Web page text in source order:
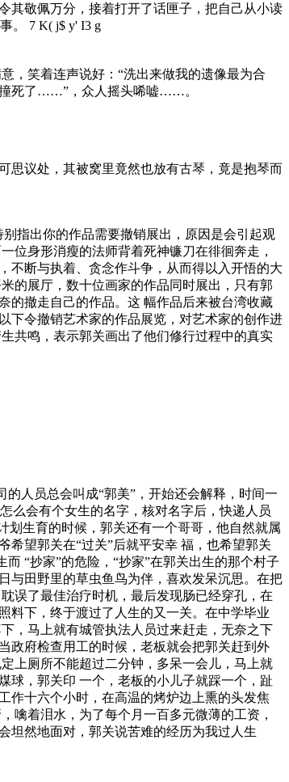
其敬佩万分，接着打开了话匣子，把自己从小读
。 7 K( j$ y' I3 g
，笑着连声说好：“洗出来做我的遗像最为合
撞死了……”，众人摇头唏嘘……。
思议处，其被窝里竟然也放有古琴，竟是抱琴而
指出你的作品需要撤销展出，原因是会引起观
位身形消瘦的法师背着死神镰刀在徘徊奔走，
不断与执着、贪念作斗争，从而得以入开悟的大
的展厅，数十位画家的作品同时展出，只有郭
的撤走自己的作品。这 幅作品后来被台湾收藏
下令撤销艺术家的作品展览，对艺术家的创作进
共鸣，表示郭关画出了他们修行过程中的真实
人员总会叫成“郭美”，开始还会解释，时间一
么会有个女生的名字，核对名字后，快递人员
划生育的时候，郭关还有一个哥哥，他自然就属
望郭关在“过关”后就平安幸 福，也希望郭关
“抄家”的危险，“抄家”在郭关出生的那个村子
与田野里的草虫鱼鸟为伴，喜欢发呆沉思。在把
误了最佳治疗时机，最后发现肠已经穿孔，在
料下，终于渡过了人生的又一关。在中学毕业
，马上就有城管执法人员过来赶走，无奈之下
政府检查用工的时候，老板就会把郭关赶到外
上厕所不能超过二分钟，多呆一会儿，马上就
球，郭关印 一个，老板的小儿子就踩一个，趾
作十六个小时，在高温的烤炉边上熏的头发焦
噙着泪水，为了每个月一百多元微薄的工资，
坦然地面对，郭关说苦难的经历为我过人生